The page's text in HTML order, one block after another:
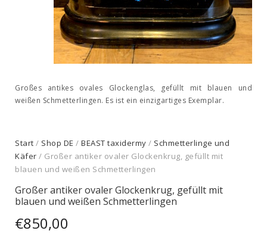
Großes antikes ovales Glockenglas, gefüllt mit blauen und
weißen Schmetterlingen. Es ist ein einzigartiges Exemplar.
Start / Shop DE / BEAST taxidermy / Schmetterlinge und
Käfer / Großer antiker ovaler Glockenkrug, gefüllt mit
blauen und weißen Schmetterlingen
Großer antiker ovaler Glockenkrug, gefüllt mit
blauen und weißen Schmetterlingen
€850,00